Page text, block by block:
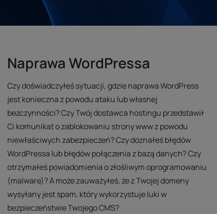
Naprawa WordPressa
Czy doświadczyłeś sytuacji, gdzie naprawa WordPress
jest konieczna z powodu ataku lub własnej
bezczynności? Czy Twój dostawca hostingu przedstawił
Ci komunikat o zablokowaniu strony www z powodu
niewłaściwych zabezpieczeń? Czy doznałeś błędów
WordPressa lub błędów połączenia z bazą danych? Czy
otrzymałeś powiadomienia o złośliwym oprogramowaniu
(malware)? A może zauważyłeś, że z Twojej domeny
wysyłany jest spam, który wykorzystuje luki w
bezpieczeństwie Twojego CMS?